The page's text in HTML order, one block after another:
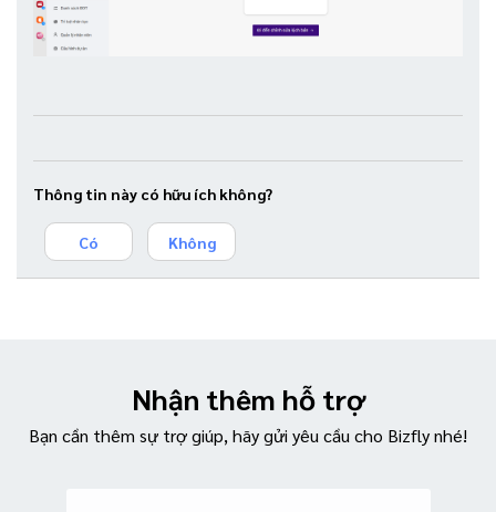
Thông tin này có hữu ích không?
Có Không
Nhận thêm hỗ trợ
Bạn cần thêm sự trợ giúp, hãy gửi yêu cầu cho Bizfly nhé!